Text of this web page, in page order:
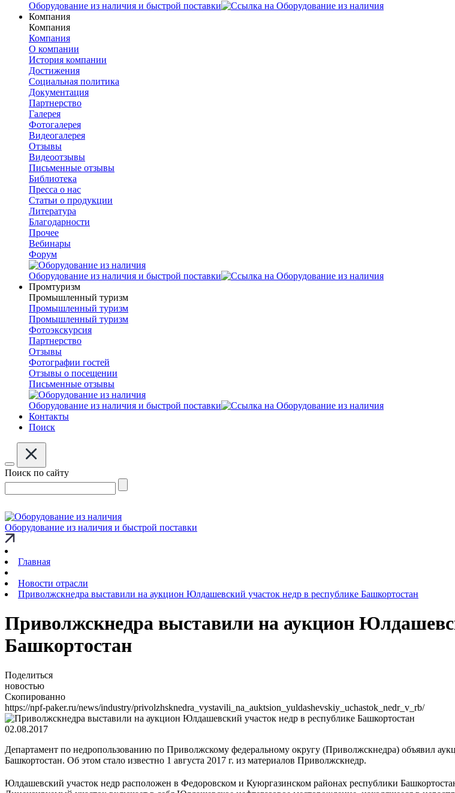
Оборудование из наличия и быстрой поставки
Компания
Компания
Компания
О компании
История компании
Достижения
Социальная политика
Документация
Партнерство
Галерея
Фотогалерея
Видеогалерея
Отзывы
Видеоотзывы
Письменные отзывы
Библиотека
Пресса о нас
Статьи о продукции
Литература
Благодарности
Прочее
Вебинары
Форум
Оборудование из наличия и быстрой поставки
Промтуризм
Промышленный туризм
Промышленный туризм
Промышленный туризм
Фотоэкскурсия
Партнерство
Отзывы
Фотографии гостей
Отзывы о посещении
Письменные отзывы
Оборудование из наличия и быстрой поставки
Контакты
Поиск
Поиск по сайту
Оборудование из наличия и быстрой поставки
Главная
Новости отрасли
Приволжскнедра выставили на аукцион Юлдашевский участок недр в республике Башкортостан
Приволжскнедра выставили на аукцион
Башкортостан
Поделиться
новостью
Скопированно
https://npf-paker.ru/news/industry/privolzhsknedra_vystavili_na_auktsion_yuldashevskiy_uchastok_nedr_v_rb/
02.08.2017
Департамент по недропользованию по Приволжскому федеральному округу (Приволжскнедра) объявил
Башкортостан. Об этом стало известно 1 августа 2017 г. из материалов Приволжскнедр.
Юлдашевский участок недр расположен в Федоровском и Куюргазинском районах республики